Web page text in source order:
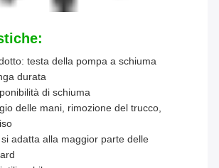
testa della pompa a schiuma
durata
di schiuma
delle mani, rimozione del trucco,
adatta alla maggior parte delle